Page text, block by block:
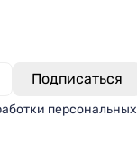
персональных